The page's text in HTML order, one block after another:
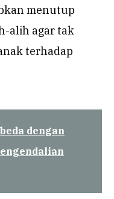
menutup
alih agar tak
terhadap
dengan